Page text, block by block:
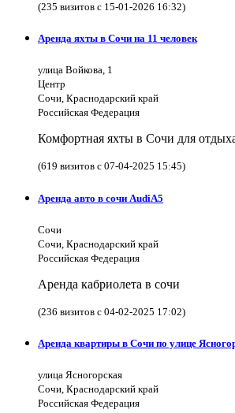
(235 визитов с 15-01-2026 16:32)
Аренда яхты в Сочи на 11 человек
улица Войкова, 1
Центр
Сочи, Краснодарский край
Российская Федерация
Комфортная яхты в Сочи для
(619 визитов с 07-04-2025 15:45)
Аренда авто в сочи AudiA5
Сочи
Сочи, Краснодарский край
Российская Федерация
Аренда кабриолета в сочи
(236 визитов с 04-02-2025 17:02)
Аренда квартиры в Сочи по улице
улица Ясногорская
Сочи, Краснодарский край
Российская Федерация